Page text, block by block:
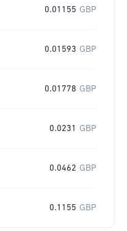
0.01155 GBP
0.01593 GBP
0.01778 GBP
0.0231 GBP
0.0462 GBP
0.1155 GBP